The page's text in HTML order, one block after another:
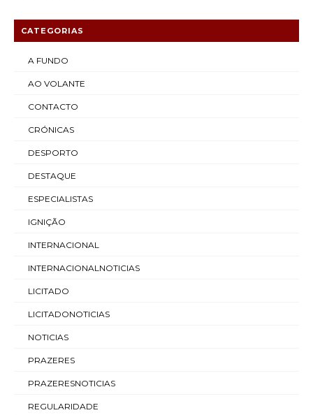
CATEGORIAS
A FUNDO
AO VOLANTE
CONTACTO
CRÓNICAS
DESPORTO
DESTAQUE
ESPECIALISTAS
IGNIÇÃO
INTERNACIONAL
INTERNACIONALNOTICIAS
LICITADO
LICITADONOTICIAS
NOTICIAS
PRAZERES
PRAZERESNOTICIAS
REGULARIDADE